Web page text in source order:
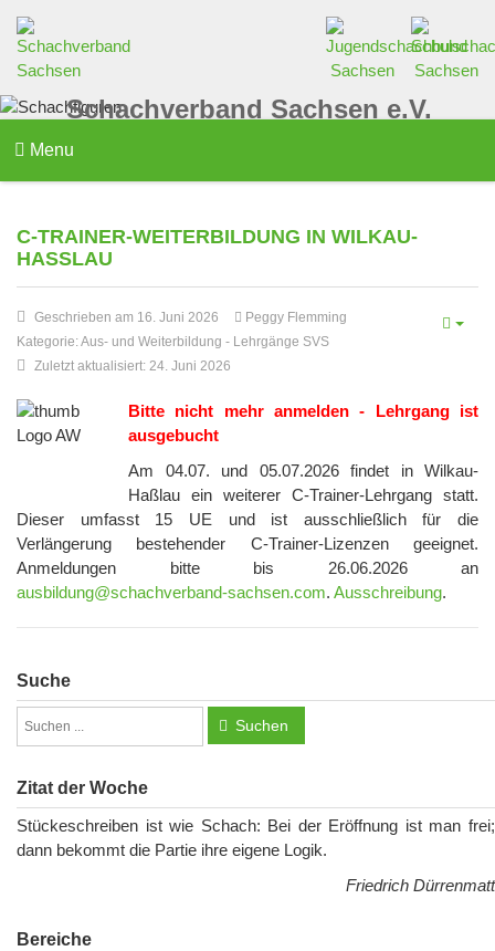
Schachverband Sachsen e.V.
Menu
C-TRAINER-WEITERBILDUNG IN WILKAU-
HASSLAU
Geschrieben am 16. Juni 2026
Peggy Flemming
Kategorie:Aus- und Weiterbildung - Lehrgänge SVS
Zuletzt aktualisiert: 24. Juni 2026
Bitte nicht mehr anmelden - Lehrgang ist
ausgebucht
Am 04.07. und 05.07.2026 findet in Wilkau-
Haßlau ein weiterer C-Trainer-Lehrgang statt.
Dieser umfasst 15 UE und ist ausschließlich für die
Verlängerung bestehender C-Trainer-Lizenzen geeignet.
Anmeldungen bitte bis 26.06.2026 an
ausbildung@schachverband-sachsen.com. Ausschreibung.
Suche
Suchen
Zitat der Woche
Stückeschreiben ist wie Schach: Bei der Eröffnung ist man frei;
dann bekommt die Partie ihre eigene Logik.
Friedrich Dürrenmatt
Bereiche